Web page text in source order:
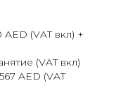
(VAT вкл) +
(VAT вкл)
AED (VAT